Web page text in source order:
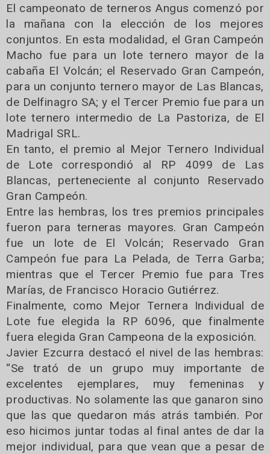
El campeonato de terneros Angus comenzó por
la mañana con la elección de los mejores
conjuntos. En esta modalidad, el Gran Campeón
Macho fue para un lote ternero mayor de la
cabaña El Volcán; el Reservado Gran Campeón,
para un conjunto ternero mayor de Las Blancas,
de Delfinagro SA; y el Tercer Premio fue para un
lote ternero intermedio de La Pastoriza, de El
Madrigal SRL.
En tanto, el premio al Mejor Ternero Individual
de Lote correspondió al RP 4099 de Las
Blancas, perteneciente al conjunto Reservado
Gran Campeón.
Entre las hembras, los tres premios principales
fueron para terneras mayores. Gran Campeón
fue un lote de El Volcán; Reservado Gran
Campeón fue para La Pelada, de Terra Garba;
mientras que el Tercer Premio fue para Tres
Marías, de Francisco Horacio Gutiérrez.
Finalmente, como Mejor Ternera Individual de
Lote fue elegida la RP 6096, que finalmente
fuera elegida Gran Campeona de la exposición.
Javier Ezcurra destacó el nivel de las hembras:
“Se trató de un grupo muy importante de
excelentes ejemplares, muy femeninas y
productivas. No solamente las que ganaron sino
que las que quedaron más atrás también. Por
eso hicimos juntar todas al final antes de dar la
mejor individual, para que vean que a pesar de